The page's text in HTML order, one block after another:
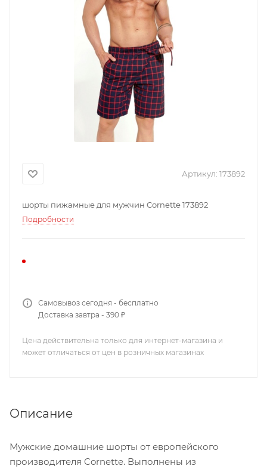
Артикул: 173892
шорты пижамные для мужчин Cornette 173892
Подробности
Самовывоз сегодня - бесплатно
Доставка завтра - 390 ₽
Цена действительна только для интернет-магазина и
может отличаться от цен в розничных магазинах
Описание
Мужские домашние шорты от европейского
производителя Cornette. Выполнены из